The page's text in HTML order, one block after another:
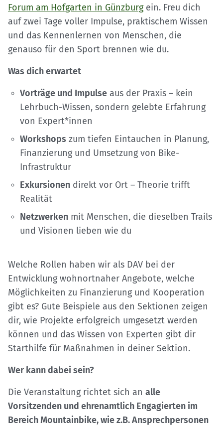
Forum am Hofgarten in Günzburgein. Freu dich
auf zwei Tage voller Impulse, praktischem Wissen
und das Kennenlernen von Menschen, die
genauso für den Sport brennen wie du.
Was dich erwartet
Vorträge und Impulse aus der Praxis – kein
Lehrbuch-Wissen, sondern gelebte Erfahrung
von Expert*innen
Workshops zum tiefen Eintauchen in Planung,
Finanzierung und Umsetzung von Bike-
Infrastruktur
Exkursionen direkt vor Ort – Theorie trifft
Realität
Netzwerken mit Menschen, die dieselben Trails
und Visionen lieben wie du
Welche Rollen haben wir als DAV bei der
Entwicklung wohnortnaher Angebote, welche
Möglichkeiten zu Finanzierung und Kooperation
gibt es? Gute Beispiele aus den Sektionen zeigen
dir, wie Projekte erfolgreich umgesetzt werden
können und das Wissen von Experten gibt dir
Starthilfe für Maßnahmen in deiner Sektion.
Wer kann dabei sein?
Die Veranstaltung richtet sich an alle
Vorsitzenden und ehrenamtlich Engagierten im
Bereich Mountainbike, wie z.B. Ansprechpersonen